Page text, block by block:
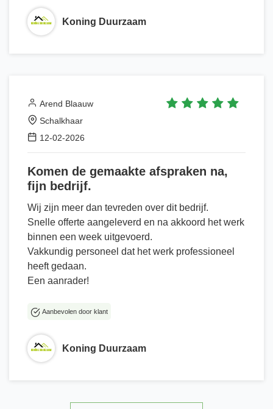
Koning Duurzaam
Arend Blaauw
Schalkhaar
12-02-2026
Komen de gemaakte afspraken na,
fijn bedrijf.
Wij zijn meer dan tevreden over dit bedrijf.
Snelle offerte aangeleverd en na akkoord het werk
binnen een week uitgevoerd.
Vakkundig personeel dat het werk professioneel
heeft gedaan.
Een aanrader!
Koning Duurzaam
Aanbevolen door klant